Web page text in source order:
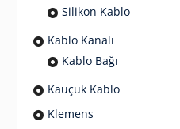
Silikon Kablo
Kablo Kanalı
Kablo Bağı
Kauçuk Kablo
Klemens